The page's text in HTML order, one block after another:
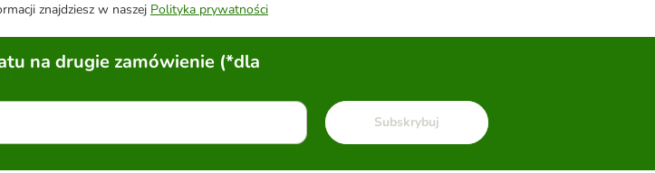
znajdziesz w naszej Polityka prywatności
na drugie zamówienie (*dla
Subskrybuj